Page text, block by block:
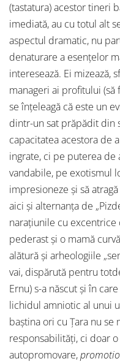
(tastatura) acestor tineri
imediată, au cu totul alt
aspectul dramatic, nu
denaturare a esențelor
interesează. Ei mizează,
manageri ai profitului (să
se înțeleagă că este un
dintr-un sat prăpădit din
capacitatea acestora de
ingrate, ci pe puterea
vandabile, pe exotismul
impresioneze și să
aici și alternanța de
narațiunile cu
pederast și o mamă
alătură și arheologiile
vai, dispărută pentru
Ernu) s-a născut și în
lichidul amniotic al unui
baștina ori cu Țara nu
responsabilități, ci doar
autopromovare,